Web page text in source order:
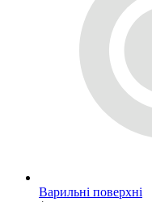
Варильні поверхні